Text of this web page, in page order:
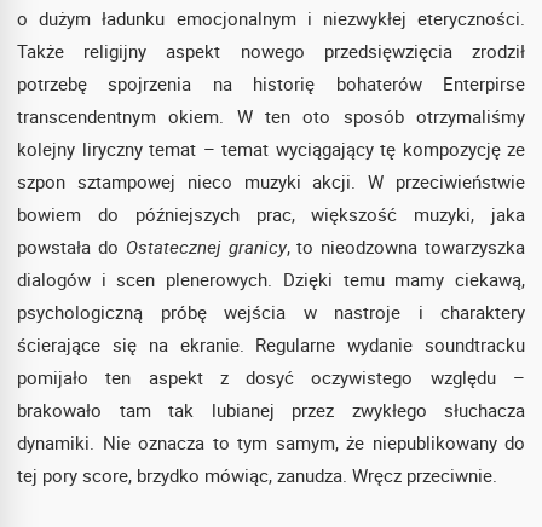
o dużym ładunku emocjonalnym i niezwykłej eteryczności.
Także religijny aspekt nowego przedsięwzięcia zrodził
potrzebę spojrzenia na historię bohaterów Enterpirse
transcendentnym okiem. W ten oto sposób otrzymaliśmy
kolejny liryczny temat – temat wyciągający tę kompozycję ze
szpon sztampowej nieco muzyki akcji. W przeciwieństwie
bowiem do późniejszych prac, większość muzyki, jaka
powstała do Ostatecznej granicy, to nieodzowna towarzyszka
dialogów i scen plenerowych. Dzięki temu mamy ciekawą,
psychologiczną próbę wejścia w nastroje i charaktery
ścierające się na ekranie. Regularne wydanie soundtracku
pomijało ten aspekt z dosyć oczywistego względu –
brakowało tam tak lubianej przez zwykłego słuchacza
dynamiki. Nie oznacza to tym samym, że niepublikowany do
tej pory score, brzydko mówiąc, zanudza. Wręcz przeciwnie.